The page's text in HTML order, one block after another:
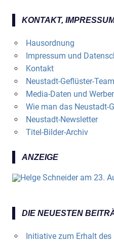
KONTAKT,
Hausordnung
Impressum und
Kontakt
Neustadt-Geflüster-
Media-Daten und
Wie man das Neustadt-
Neustadt-Newsletter
Titel-Bilder-Archiv
ANZEIGE
DIE NEUESTEN
Initiative zum Erhalt